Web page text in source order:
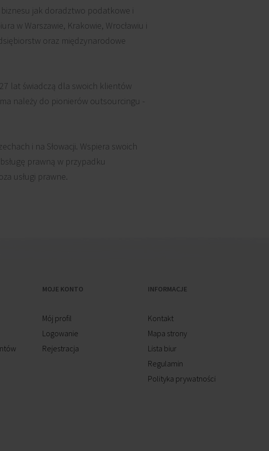
jak doradztwo podatkowe i
w Warszawie, Krakowie, Wrocławiu i
oraz międzynarodowe
lat świadczą dla swoich klientów
należy do pionierów outsourcingu -
i na Słowacji. Wspiera swoich
prawną w przypadku
usługi prawne.
MOJE KONTO
Mój profil
Logowanie
Rejestracja
INFORMACJE
Kontakt
Mapa strony
Lista biur
Regulamin
Polityka prywatności